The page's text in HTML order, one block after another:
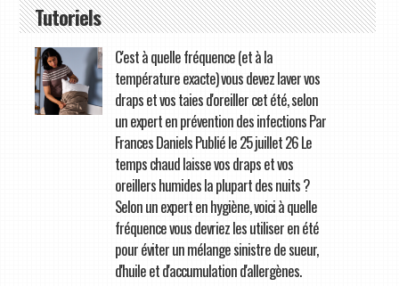
Tutoriels
C'est à quelle fréquence (et à la
température exacte) vous devez laver vos
draps et vos taies d'oreiller cet été, selon
un expert en prévention des infections Par
Frances Daniels Publié le 25 juillet 26 Le
temps chaud laisse vos draps et vos
oreillers humides la plupart des nuits ?
Selon un expert en hygiène, voici à quelle
fréquence vous devriez les utiliser en été
pour éviter un mélange sinistre de sueur,
d'huile et d'accumulation d'allergènes.